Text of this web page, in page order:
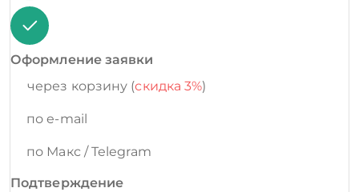
Оформление заявки
через корзину (скидка 3%)
по e-mail
по Макс / Telegram
Подтверждение